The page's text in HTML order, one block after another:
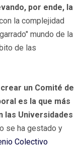
por ende, la
la complejidad
mundo de la
de las
un Comité de
es la que más
las Universidades
se ha gestado y
Colectivo